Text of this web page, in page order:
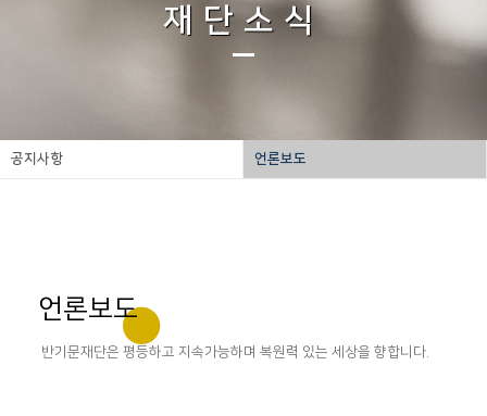
재단소식
공지사항 언론보도
언론보도
반기문재단은 평등하고 지속가능하며 복원력 있는 세상을 향합니다.